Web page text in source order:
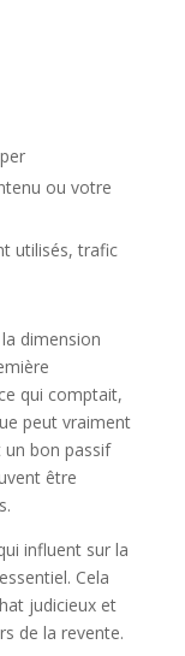
ou votre
utilisés, trafic
dimension
qui comptait,
peut vraiment
un bon passif
être
influent sur la
Cela
judicieux et
de la revente.